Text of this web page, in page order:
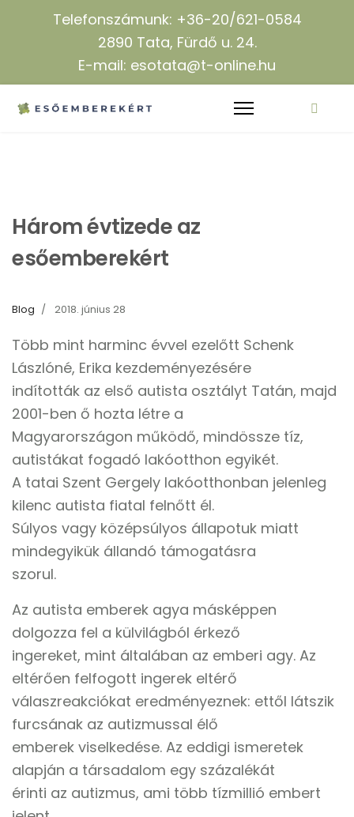
Telefonszámunk: +36-20/621-0584
2890 Tata, Fürdő u. 24.
E-mail: esotata@t-online.hu
Három évtizede az
esőemberekért
Blog 2018. június 28
Több mint harminc évvel ezelőtt Schenk
Lászlóné, Erika kezdeményezésére
indították az első autista osztályt Tatán, majd
2001-ben ő hozta létre a
Magyarországon működő, mindössze tíz,
autistákat fogadó lakóotthon egyikét.
A tatai Szent Gergely lakóotthonban jelenleg
kilenc autista fiatal felnőtt él.
Súlyos vagy középsúlyos állapotuk miatt
mindegyikük állandó támogatásra
szorul.
Az autista emberek agya másképpen
dolgozza fel a külvilágból érkező
ingereket, mint általában az emberi agy. Az
eltérően felfogott ingerek eltérő
válaszreakciókat eredményeznek: ettől látszik
furcsának az autizmussal élő
emberek viselkedése. Az eddigi ismeretek
alapján a társadalom egy százalékát
érinti az autizmus, ami több tízmillió embert